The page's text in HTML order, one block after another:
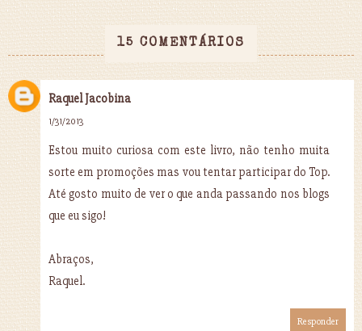
15 COMENTÁRIOS
Raquel Jacobina
1/31/2013
Estou muito curiosa com este livro, não tenho muita
sorte em promoções mas vou tentar participar do Top.
Até gosto muito de ver o que anda passando nos blogs
que eu sigo!
Abraços,
Raquel.
Responder